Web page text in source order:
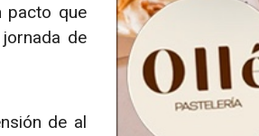
pacto que
de
de al